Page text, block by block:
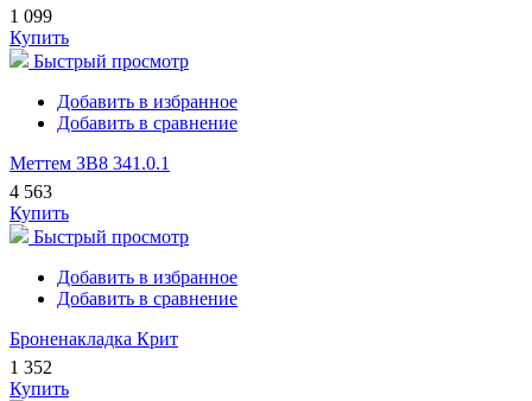
1 099
Купить
Быстрый просмотр
Добавить в избранное
Добавить в сравнение
Меттем ЗВ8 341.0.1
4 563
Купить
Быстрый просмотр
Добавить в избранное
Добавить в сравнение
Броненакладка Крит
1 352
Купить